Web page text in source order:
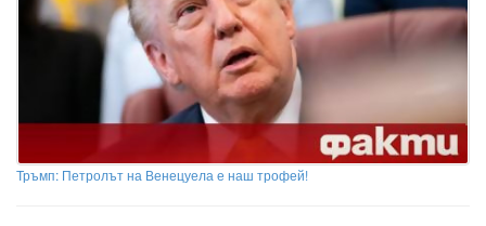
Тръмп: Петролът на Венецуела е наш трофей!